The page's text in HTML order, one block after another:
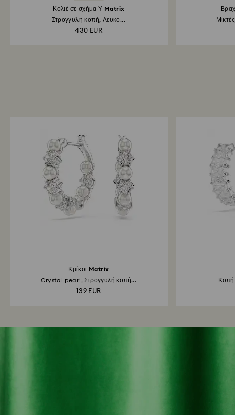
Κολιέ σε σχήμα Υ Matrix
Στρογγυλή κοπή, Λευκό...
430 EUR
Κρίκοι Matrix
Crystal pearl, Στρογγυλή κοπή...
139 EUR